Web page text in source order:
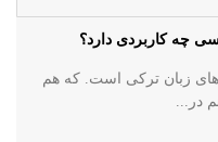
چه کاربردی دارد؟
زبان ترکی است. که هم
در...